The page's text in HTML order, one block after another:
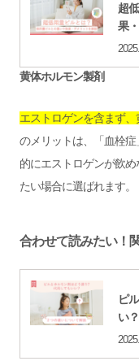
超
果
黄体ホルモン製剤
エストロゲンを含まず
のメリットは、「血栓
的にエストロゲンが飲
たい場合に選ばれます。
合わせて読みたい！
ピ
い